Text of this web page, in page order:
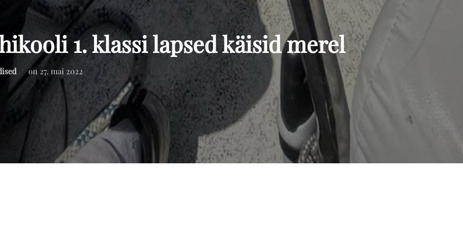
1. klassi lapsed käisid merel
on Posted
on
27. mai 2022